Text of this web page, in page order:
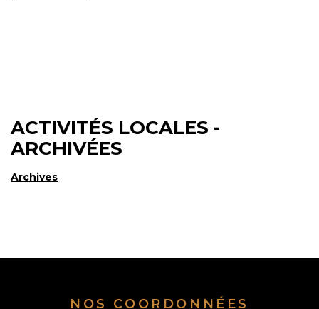
ACTIVITÉS LOCALES -
ARCHIVÉES
Archives
NOS COORDONNÉES